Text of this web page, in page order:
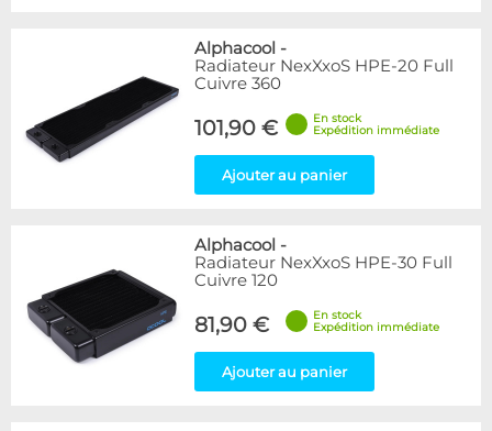
Alphacool -
Radiateur NexXxoS HPE-20 Full
Cuivre 360
101,90 €
En stock
Expédition immédiate
Ajouter au panier
Alphacool -
Radiateur NexXxoS HPE-30 Full
Cuivre 120
81,90 €
En stock
Expédition immédiate
Ajouter au panier